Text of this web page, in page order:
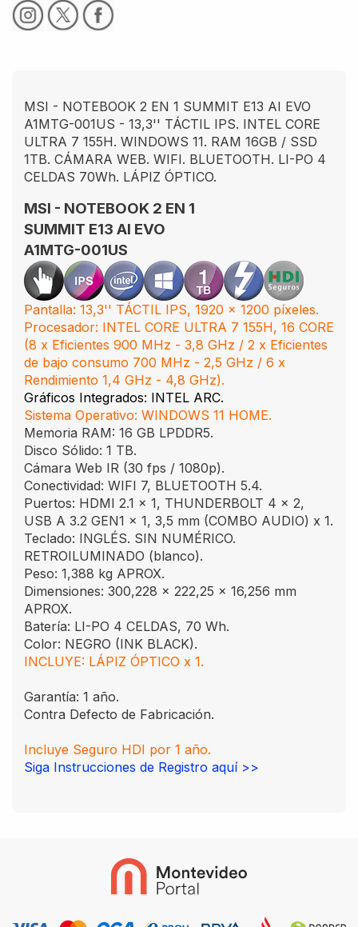
MSI - NOTEBOOK 2 EN 1 SUMMIT E13 AI EVO
A1MTG-001US - 13,3'' TÁCTIL IPS. INTEL CORE
ULTRA 7 155H. WINDOWS 11. RAM 16GB / SSD
1TB. CÁMARA WEB. WIFI. BLUETOOTH. LI-PO 4
CELDAS 70Wh. LÁPIZ ÓPTICO.
MSI - NOTEBOOK 2 EN 1
SUMMIT E13 AI EVO
A1MTG-001US
Pantalla: 13,3'' TÁCTIL IPS, 1920 x 1200 píxeles.
Procesador: INTEL CORE ULTRA 7 155H, 16 CORE
(8 x Eficientes 900 MHz - 3,8 GHz / 2 x Eficientes
de bajo consumo 700 MHz - 2,5 GHz / 6 x
Rendimiento 1,4 GHz - 4,8 GHz).
Gráficos Integrados: INTEL ARC.
Sistema Operativo: WINDOWS 11 HOME.
Memoria RAM: 16 GB LPDDR5.
Disco Sólido: 1 TB.
Cámara Web IR (30 fps / 1080p).
Conectividad: WIFI 7, BLUETOOTH 5.4.
Puertos: HDMI 2.1 x 1, THUNDERBOLT 4 x 2,
USB A 3.2 GEN1 x 1, 3,5 mm (COMBO AUDIO) x 1.
Teclado: INGLÉS. SIN NUMÉRICO.
RETROILUMINADO (blanco).
Peso: 1,388 kg APROX.
Dimensiones: 300,228 x 222,25 x 16,256 mm
APROX.
Batería: LI-PO 4 CELDAS, 70 Wh.
Color: NEGRO (INK BLACK).
INCLUYE: LÁPIZ ÓPTICO x 1.
Garantía: 1 año.
Contra Defecto de Fabricación.
Incluye Seguro HDI por 1 año.
Siga Instrucciones de Registro aquí >>